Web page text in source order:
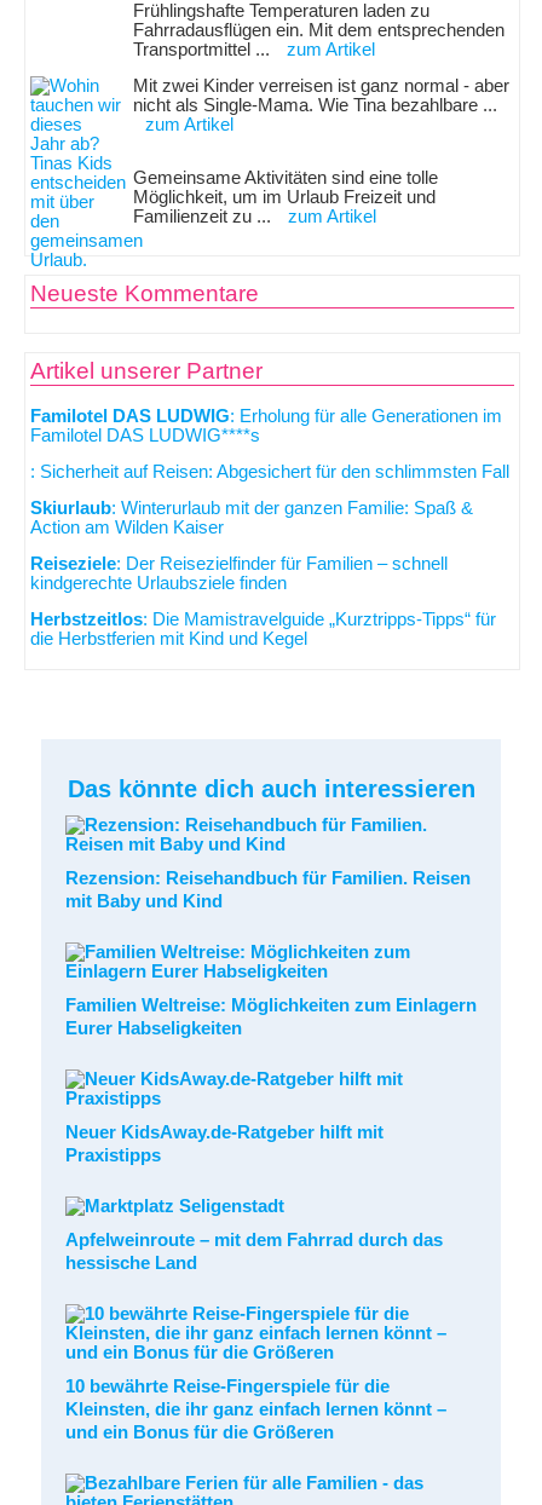
Frühlingshafte Temperaturen laden zu
Fahrradausflügen ein. Mit dem entsprechenden
Transportmittel ...
zum Artikel
Mit zwei Kinder verreisen ist ganz normal - aber
nicht als Single-Mama. Wie Tina bezahlbare ...
zum Artikel
Gemeinsame Aktivitäten sind eine tolle
Möglichkeit, um im Urlaub Freizeit und
Familienzeit zu ...
zum Artikel
Neueste Kommentare
Artikel unserer Partner
Familotel DAS LUDWIG: Erholung für alle Generationen im
Familotel DAS LUDWIG****s
: Sicherheit auf Reisen: Abgesichert für den schlimmsten Fall
Skiurlaub: Winterurlaub mit der ganzen Familie: Spaß &
Action am Wilden Kaiser
Reiseziele: Der Reisezielfinder für Familien – schnell
kindgerechte Urlaubsziele finden
Herbstzeitlos: Die Mamistravelguide „Kurztripps-Tipps“ für
die Herbstferien mit Kind und Kegel
Das könnte dich auch interessieren
Rezension: Reisehandbuch für Familien. Reisen
mit Baby und Kind
Familien Weltreise: Möglichkeiten zum Einlagern
Eurer Habseligkeiten
Neuer KidsAway.de-Ratgeber hilft mit
Praxistipps
Apfelweinroute – mit dem Fahrrad durch das
hessische Land
10 bewährte Reise-Fingerspiele für die
Kleinsten, die ihr ganz einfach lernen könnt –
und ein Bonus für die Größeren